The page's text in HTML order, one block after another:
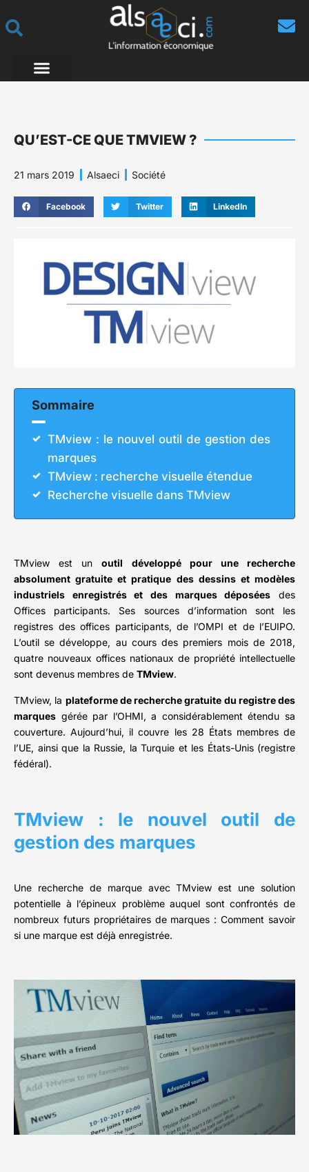
QU’EST-CE QUE TMVIEW ?
21 mars 2019 Alsaeci Société
Facebook Twitter LinkedIn
Sommaire
TMview : le nouvel outil de gestion des
marques
TMview : recherche visuelle étendue
Recherche visuelle dans TMview
TMview est unoutil développé pour une recherche
absolument gratuite et pratique des dessins et modèles
industriels enregistrés et des marques déposées des
Offices participants. Ses sources d’information sont les
registres des offices participants, de l’OMPI et de l’EUIPO.
L’outil se développe, au cours des premiers mois de 2018,
quatre nouveaux offices nationaux de propriété intellectuelle
sont devenus membres de TMview.
TMview, la plateforme de recherche gratuite du registre des
marques gérée par l’OHMI, a considérablement étendu sa
couverture. Aujourd’hui, il couvre les 28 États membres de
l’UE, ainsi que la Russie, la Turquie et les États-Unis (registre
fédéral).
TMview : le nouvel outil de
gestion des marques
Une recherche de marque avec TMview est une solution
potentielle à l’épineux problème auquel sont confrontés de
nombreux futurs propriétaires de marques : Comment savoir
si une marque est déjà enregistrée.